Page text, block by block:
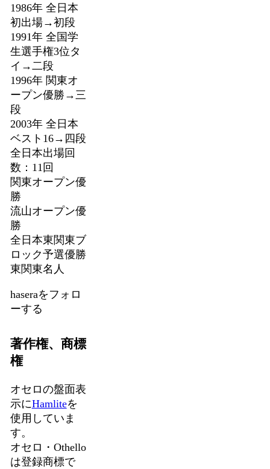
1986年 全日本
初出場→初段
1991年 全国学
生選手権3位タ
イ→二段
1996年 関東オ
ープン優勝→三
段
2003年 全日本
ベスト16→四段
全日本出場回
数：11回
関東オープン優
勝
流山オープン優
勝
全日本東関東ブ
ロック予選優勝
東関東名人
haseraをフォロ
ーする
著作権、商標
権
オセロの盤面表
示にHamliteを
使用していま
す。
オセロ・Othello
は登録商標で